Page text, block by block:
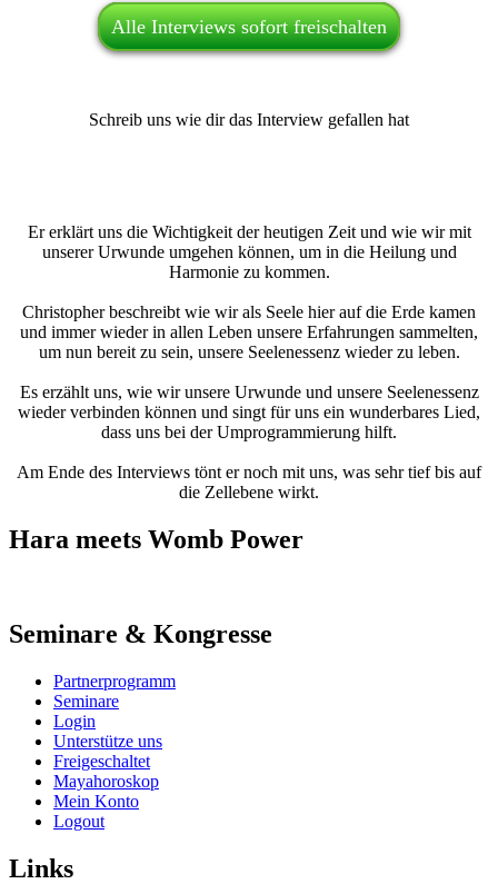
Alle Interviews sofort freischalten
Schreib uns wie dir das Interview gefallen hat
Er erklärt uns die Wichtigkeit der heutigen Zeit und wie wir mit
unserer Urwunde umgehen können, um in die Heilung und
Harmonie zu kommen.
Christopher beschreibt wie wir als Seele hier auf die Erde kamen
und immer wieder in allen Leben unsere Erfahrungen sammelten,
um nun bereit zu sein, unsere Seelenessenz wieder zu leben.
Es erzählt uns, wie wir unsere Urwunde und unsere Seelenessenz
wieder verbinden können und singt für uns ein wunderbares Lied,
dass uns bei der Umprogrammierung hilft.
Am Ende des Interviews tönt er noch mit uns, was sehr tief bis auf
die Zellebene wirkt.
Hara meets Womb Power
Seminare & Kongresse
Partnerprogramm
Seminare
Login
Unterstütze uns
Freigeschaltet
Mayahoroskop
Mein Konto
Logout
Links